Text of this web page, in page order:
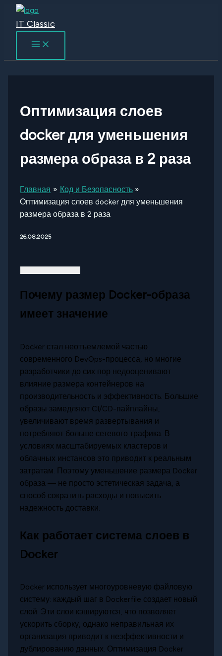
Перейти
содержимому
IT Classic
Оптимизация слоев
docker для уменьшения
размера образа в 2 раза
Главная
Код и Безопасность
Оптимизация слоев docker для уменьшения
размера образа в 2 раза
26.08.2025
Почему размер Docker-образа
имеет значение
Docker стал неотъемлемой частью
современного DevOps-процесса, но многие
разработчики до сих пор недооценивают
влияние размера контейнеров на
производительность и эффективность. Большие
образы замедляют CI/CD-пайплайны,
увеличивают время развертывания и
потребляют больше сетевого трафика. В
условиях масштабируемых кластеров и
облачных инстансов это приводит к реальным
затратам. Поэтому уменьшение размера Docker
образа — не просто эстетическая задача, а
способ сократить расходы и повысить
надежность доставки.
Как работает система слоев в
Docker
Docker использует многоуровневую файловую
систему: каждый шаг в Dockerfile создает новый
слой. Эти слои кэшируются, что позволяет
ускорить сборку, однако неправильная их
организация приводит к неэффективности и
дублированию данных. Оптимизация Docker